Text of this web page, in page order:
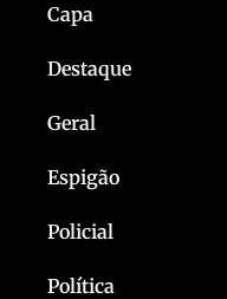
Capa
Destaque
Geral
Espigão
Policial
Política